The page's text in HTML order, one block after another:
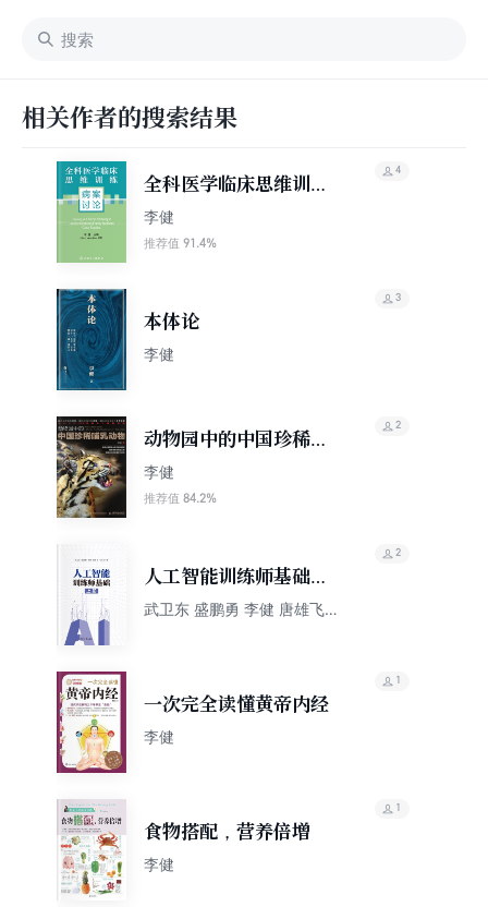
相关作者的搜索结果
全科医学临床思维训
练：病案讨论
李健
推荐值 91.4%
4
本体论
李健
3
动物园中的中国珍稀哺
乳动物
李健
推荐值 84.2%
2
人工智能训练师基础
（上册）
武卫东 盛鹏勇 李健 唐雄飞
2
一次完全读懂黄帝内经
李健
1
食物搭配，营养倍增
李健
1